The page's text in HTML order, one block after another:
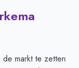
markt te zetten